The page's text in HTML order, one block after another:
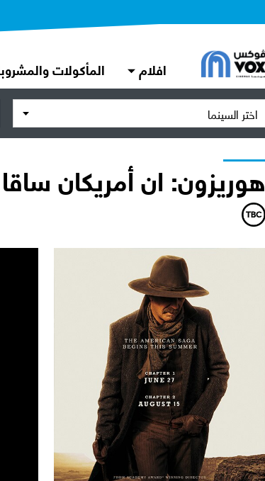
افلام المأكولات
اختر السينما
هوريزون: ان أمريكان ساقا